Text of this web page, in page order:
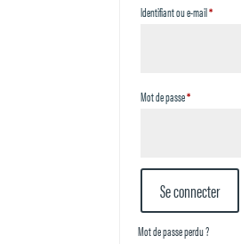
Identifiant ou e-mail*Obligatoire
Mot de passe*Obligatoire
Se connecter
Mot de passe perdu ?